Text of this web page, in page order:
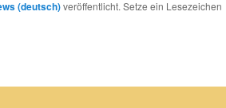
(deutsch)veröffentlicht. Setze ein Lesezeichen